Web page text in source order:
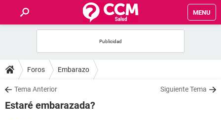
MENU
FOROS
SALUD
Foros Embarazo
Tema Anterior Siguiente Tema
Estaré embarazada?